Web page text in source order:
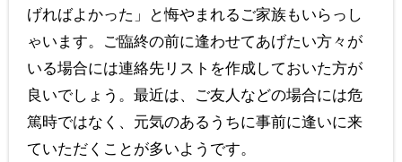
げればよかった」と悔やまれるご家族もいらっし
ゃいます。ご臨終の前に逢わせてあげたい方々が
いる場合には連絡先リストを作成しておいた方が
良いでしょう。最近は、ご友人などの場合には危
篤時ではなく、元気のあるうちに事前に逢いに来
ていただくことが多いようです。